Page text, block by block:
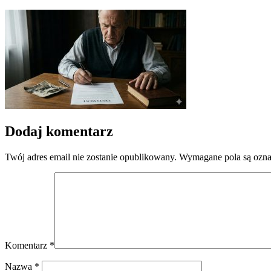
Dodaj komentarz
Twój adres email nie zostanie opublikowany. Wymagane pola są
Komentarz *
Nazwa *